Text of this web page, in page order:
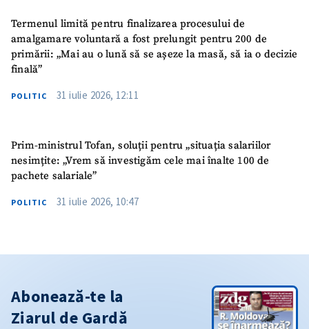
Termenul limită pentru finalizarea procesului de
amalgamare voluntară a fost prelungit pentru 200 de
primării: „Mai au o lună să se așeze la masă, să ia o decizie
finală”
POLITIC 31 iulie 2026, 12:11
Prim-ministrul Tofan, soluții pentru „situația salariilor
nesimțite: „Vrem să investigăm cele mai înalte 100 de
pachete salariale”
POLITIC 31 iulie 2026, 10:47
Abonează-te la
Ziarul de Gardă